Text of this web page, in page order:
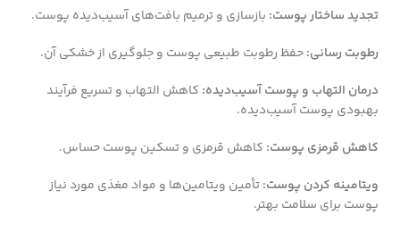
تجدید ساختار پوست: بازسازی و ترمیم بافت‌های آسیب‌دیده پوست.
رطوبت رسانی:حفظ رطوبت طبیعی پوست و جلوگیری از خشکی آن.
درمان التهاب و پوست آسیب‌دیده: کاهش التهاب و تسریع فرآیند
بهبودی پوست آسیب‌دیده.
کاهش قرمزی پوست: کاهش قرمزی و تسکین پوست حساس.
ویتامینه کردن پوست:تأمین ویتامین‌ها و مواد مغذی مورد نیاز
پوست برای سلامت بهتر.